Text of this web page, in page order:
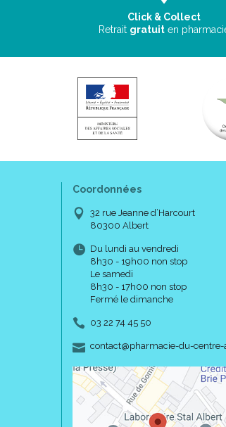
Click & Collect
Retrait gratuit en
Coordonnées
32 rue Jeanne d’Harcourt
80300 Albert
Du lundi au vendredi
8h30 - 19h00 non stop
Le samedi
8h30 - 17h00 non stop
Fermé le dimanche
03 22 74 45 50
contact-
@-
pharmacie-du-